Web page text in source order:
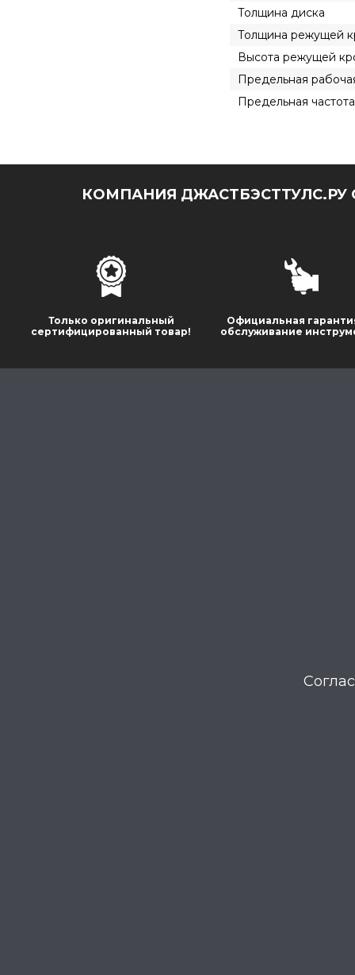
Толщина диска
Толщина режущей
Высота режущей
Предельная
Предельная
КОМПАНИЯ
Только оригинальный
сертифицированный товар!
Официальная
обслуживание